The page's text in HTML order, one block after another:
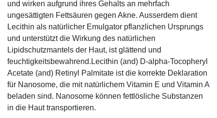
und wirken aufgrund ihres Gehalts an mehrfach
ungesättigten Fettsäuren gegen Akne. Ausserdem dient
Lecithin als natürlicher Emulgator pflanzlichen Ursprungs
und unterstützt die Wirkung des natürlichen
Lipidschutzmantels der Haut, ist glättend und
feuchtigkeitsbewahrend.Lecithin (and) D-alpha-Tocopheryl
Acetate (and) Retinyl Palmitate ist die korrekte Deklaration
für Nanosome, die mit natürlichem Vitamin E und Vitamin A
beladen sind. Nanosome können fettlösliche Substanzen
in die Haut transportieren.